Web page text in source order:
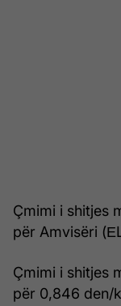
Çmimi i shitjes
për Amvisëri
Çmimi i shitjes
për 0,846 den/